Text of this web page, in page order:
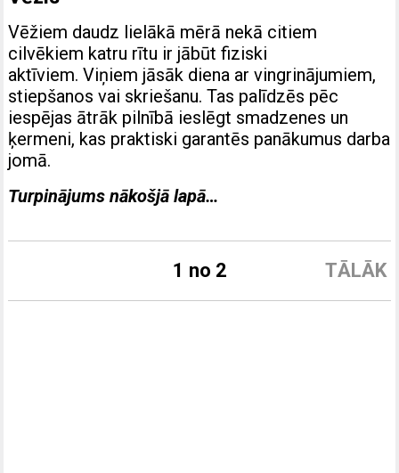
Vēžiem daudz lielākā mērā nekā citiem
cilvēkiem katru rītu ir jābūt fiziski
aktīviem. Viņiem jāsāk diena ar vingrinājumiem,
stiepšanos vai skriešanu. Tas palīdzēs pēc
iespējas ātrāk pilnībā ieslēgt smadzenes un
ķermeni, kas praktiski garantēs panākumus darba
jomā.
Turpinājums nākošjā lapā…
TĀLĀK
1 no 2